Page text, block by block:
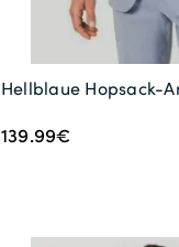
Hellblaue Hopsack-
139.99€